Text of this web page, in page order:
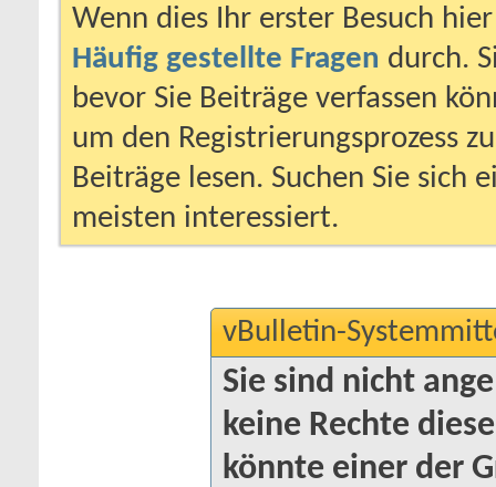
Wenn dies Ihr erster Besuch
Häufig gestellte Fragen durch.
bevor Sie Beiträge verfassen
um den Registrierungsprozess
Beiträge lesen. Suchen Sie sich
meisten interessiert.
vBulletin-
Sie sind nicht
keine Rechte
könnte einer der